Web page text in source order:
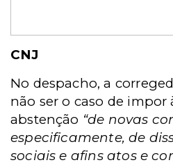
CNJ
No despacho, a
não ser o caso de impor
abstenção “de novas
especificamente, de
sociais e afins atos e